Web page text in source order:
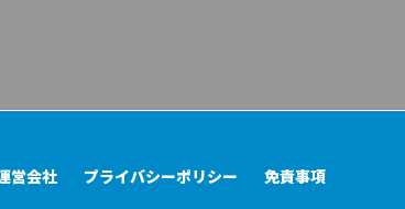
営会社 プライバシーポリシー 免責事項